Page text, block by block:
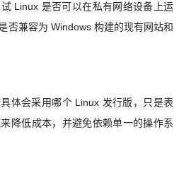
Linux 是否可以在私有网络设备上运
否兼容为 Windows 构建的现有网站和
体会采用哪个 Linux 发行版，只是表
降低成本，并避免依赖单一的操作系